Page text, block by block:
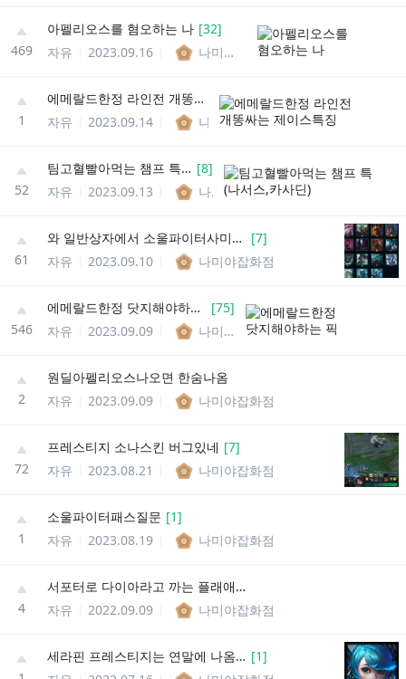
469
아펠리오스를 혐오하는 나 [32]
자유
2023.09.16 나미야잡화점
1
에메랄드한정 라인전 개똥싸는 제이스특징
자유
2023.09.14 나미야잡화점
52
팀고혈빨아먹는 챔프 특 (나서스,카사딘) [8]
자유
2023.09.13 나미야잡화점
61
와 일반상자에서 소울파이터사미라나옴 [7]
자유
2023.09.10 나미야잡화점
546
에메랄드한정 닷지해야하는 픽 [75]
자유
2023.09.09 나미야잡화점
2
원딜아펠리오스나오면 한숨나옴
자유
2023.09.09 나미야잡화점
72
프레스티지 소나스킨 버그있네 [7]
자유
2023.08.21 나미야잡화점
1
소울파이터패스질문 [1]
자유
2023.08.19 나미야잡화점
4
서포터로 다이아라고 까는 플래애들 특
자유
2022.09.09 나미야잡화점
세라핀 프레스티지는 연말에 나옴??? [1]